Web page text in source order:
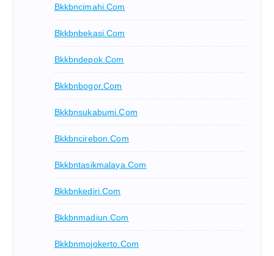
Bkkbncimahi.com
Bkkbnbekasi.com
Bkkbndepok.com
Bkkbnbogor.com
Bkkbnsukabumi.com
Bkkbncirebon.com
Bkkbntasikmalaya.com
Bkkbnkediri.com
Bkkbnmadiun.com
Bkkbnmojokerto.com